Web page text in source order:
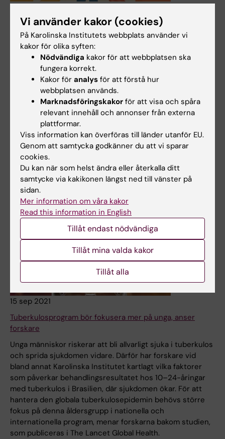
Studie visar hur felaktig hälsoinformation kan tacklas
Den nuvarande pandemin visar hur snabbt felaktig
hälsoinformation kan spridas. Det finns dock effektiva
sätt för att motverka osanningar, visar en ny studie om
strategier för hälsokommunikation vid Karolinska
Institutet som publicerats i tidskriften BMJ Global Health.
Studien, som fokuserat på missuppfattningar om
tyfoidfeber i Sierra Leone, tyder också på att det är mer
effektivt att nämna och därefter korrigera felaktiga
påståenden än att enbart tillhandahålla vetenskapliga
fakta.
Nyheter
15 sep 2021
Tuberkulosprogram bör fokusera mer på unga, anser
forskare
Unga människor riskerar att bli allvarligt sjuka i tuberkulos
och sprida sjukdomen vidare. Därför har forskare vid
bland annat Karolinska Institutet kartlagt vilka faktorer
som påverkar behandlingsresultatet hos 10–24-åringar
med tuberkulos i Brasilien, där sjukdomen ökar. För att
hantera den globala tuberkulosepidemin behövs större
fokus på denna åldersgrupp i nationella och
internationella program, menar forskarna bakom studien,
som publiceras i The Lancet Global Health.
Vi använder kakor (cookies)
På Karolinska Institutets webbplats använder vi
kakor för olika syften:
Nödvändiga kakor för att webbplatsen ska
fungera korrekt.
Kakor för analys för att förstå hur
webbplatsen används.
Marknadsföringskakor för att visa och spåra
relevant innehåll och annonser från externa
plattformar.
Viss information kan överföras till länder utanför EU.
Genom att samtycka godkänner du att vi sparar
cookies.
Du kan när som helst ändra eller återkalla ditt
samtycke via kakikonen längst ned till vänster på
sidan.
Mer information om våra kakor
Read this information in English
Tillåt endast nödvändiga
Tillåt mina valda kakor
Tillåt alla